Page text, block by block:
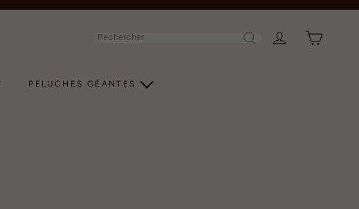
Rechercher
PELUCHES GÉANTES